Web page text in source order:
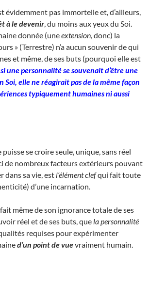
évidemment pas immortelle et, d’ailleurs,
à le devenir , du moins aux yeux du Soi.
donnée (uneextension , donc) la
» (Terrestre) n’a aucun souvenir de qui
et même, de ses buts (pourquoi elle est
si une personnalité se souvenait d’être une
Soi, elle ne réagirait pas de la même façon
typiquement humaines ni aussi
puisse se croire seule, unique, sans réel
de nombreux facteurs extérieurs pouvant
dans sa vie, est l’élément clefqui fait toute
d’une incarnation.
fait même de son ignorance totale de ses
réel et de ses buts, que la personnalité
requises pour expérimenter
d’un point de vuevraiment humain.